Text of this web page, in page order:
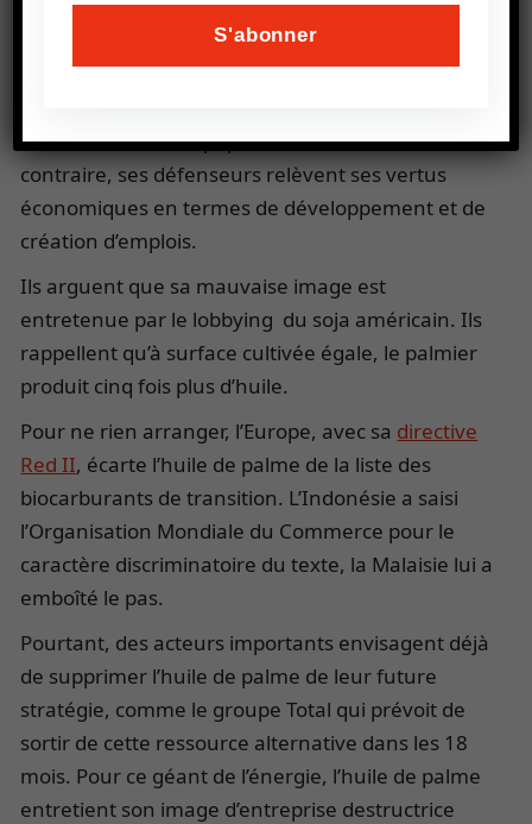
monde,
de l’huile de palme est accusée d’accélérer la
de subsistance des populations locales. Au
contraire, ses défenseurs relèvent ses vertus
économiques en termes de développement et de
création d’emplois.
Ils arguent que sa mauvaise image est
entretenue par le lobbying du soja américain. Ils
rappellent qu’à surface cultivée égale, le palmier
produit cinq fois plus d’huile.
Pour ne rien arranger, l’Europe, avec sa directive
Red II, écarte l’huile de palme de la liste des
biocarburants de transition. L’Indonésie a saisi
l’Organisation Mondiale du Commerce pour le
caractère discriminatoire du texte, la Malaisie lui a
emboîté le pas.
Pourtant, des acteurs importants envisagent déjà
de supprimer l’huile de palme de leur future
stratégie, comme le groupe Total qui prévoit de
sortir de cette ressource alternative dans les 18
mois. Pour ce géant de l’énergie, l’huile de palme
entretient son image d’entreprise destructrice